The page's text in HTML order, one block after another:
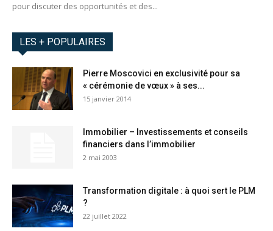
pour discuter des opportunités et des...
LES + POPULAIRES
Pierre Moscovici en exclusivité pour sa
« cérémonie de vœux » à ses...
15 janvier 2014
Immobilier – Investissements et conseils
financiers dans l’immobilier
2 mai 2003
Transformation digitale : à quoi sert le PLM
?
22 juillet 2022